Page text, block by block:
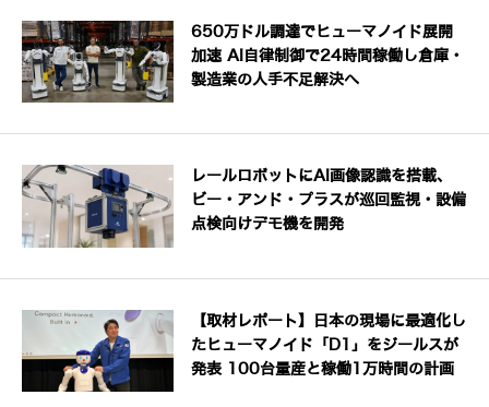
650万ドル調達でヒューマノイド展開
加速 AI自律制御で24時間稼働し倉庫・
製造業の人手不足解決へ
レールロボットにAI画像認識を搭載、
ビー・アンド・プラスが巡回監視・設備
点検向けデモ機を開発
【取材レポート】日本の現場に最適化し
たヒューマノイド「D1」をジールスが
発表 100台量産と稼働1万時間の計画